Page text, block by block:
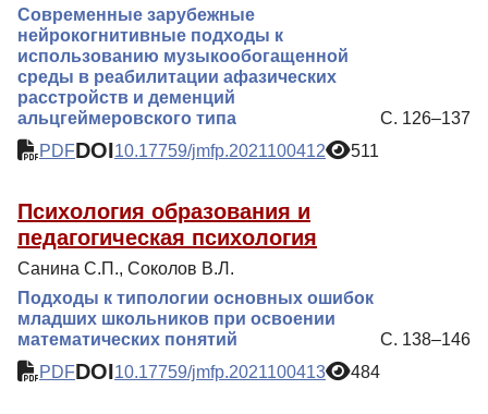
Современные зарубежные
нейрокогнитивные подходы к
использованию музыкообогащенной
среды в реабилитации афазических
расстройств и деменций
альцгеймеровского типа
С. 126–137
PDFDOI10.17759/jmfp.2021100412 511
Психология образования и
педагогическая психология
Санина С.П., Соколов В.Л.
Подходы к типологии основных ошибок
младших школьников при освоении
математических понятий
С. 138–146
PDFDOI10.17759/jmfp.2021100413 484